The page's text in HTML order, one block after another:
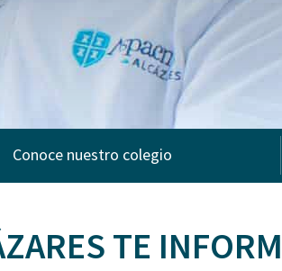
Conoce nuestro colegio
TE